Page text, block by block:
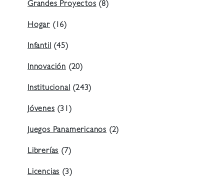
Grandes Proyectos(8)
Hogar (16)
Infantil(45)
Innovación (20)
Institucional(243)
Jóvenes(31)
Juegos Panamericanos (2)
Librerías(7)
Licencias(3)